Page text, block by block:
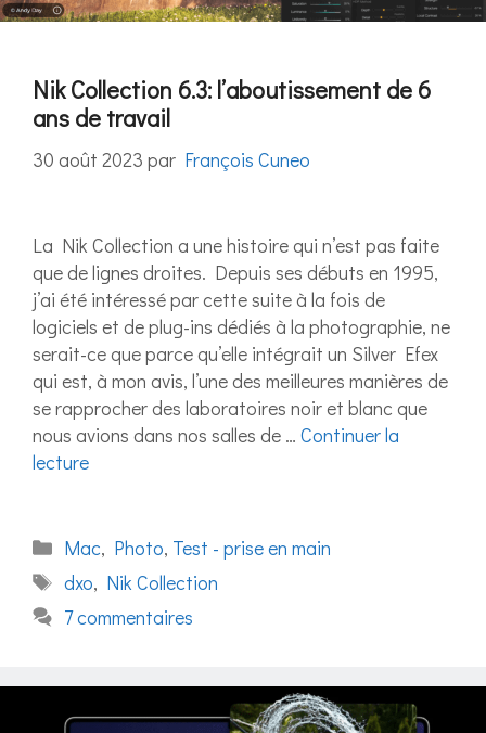
Nik Collection 6.3: l’aboutissement de 6
ans de travail
30 août 2023 par François Cuneo
La Nik Collection a une histoire qui n’est pas faite
que de lignes droites. Depuis ses débuts en 1995,
j’ai été intéressé par cette suite à la fois de
logiciels et de plug-ins dédiés à la photographie, ne
serait-ce que parce qu’elle intégrait un Silver Efex
qui est, à mon avis, l’une des meilleures manières de
se rapprocher des laboratoires noir et blanc que
nous avions dans nos salles de … Continuer la
lecture
Catégories
Mac, Photo, Test - prise en main
Étiquettes
dxo, Nik Collection
7 commentaires